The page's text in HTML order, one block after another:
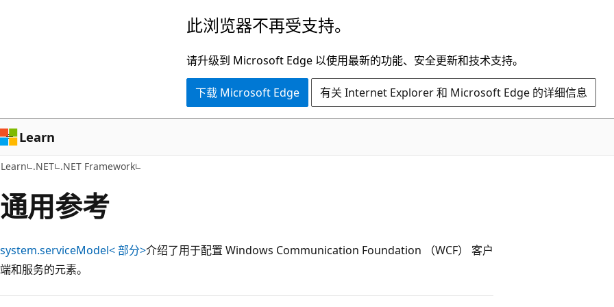
容
此浏览器不再受支持。
请升级到 Microsoft Edge 以使用最新的功能、安全更新和技术支持。
下载 Microsoft Edge 有关 Internet Explorer 和 Microsoft Edge 的详细信息
Learn
Learn .NET .NET Framework
通用参考
system.serviceModel< 部分>介绍了用于配置 Windows Communication Foundation （WCF） 客户
端和服务的元素。